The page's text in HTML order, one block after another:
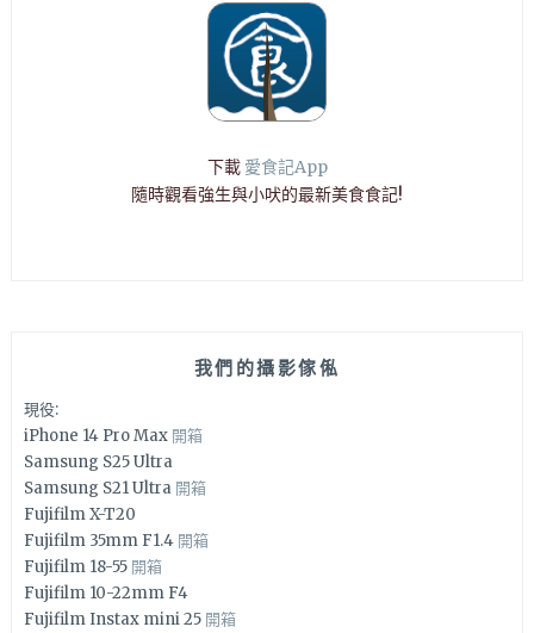
下載 愛食記App
隨時觀看強生與小吠的最新美食食記!
我們的攝影傢俬
現役:
iPhone 14 Pro Max 開箱
Samsung S25 Ultra
Samsung S21 Ultra 開箱
Fujifilm X-T20
Fujifilm 35mm F1.4 開箱
Fujifilm 18-55 開箱
Fujifilm 10-22mm F4
Fujifilm Instax mini 25 開箱